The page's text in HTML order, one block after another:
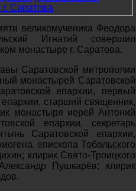
великомученика Феодора
Игнатий совершил
монастыре г. Саратова.
Саратовской митрополии
монастырей Саратовской
епархии, первый
старший священник,
монастыря иерей Антоний
епархии, секретарь
Саратовской епархии,
епископа Тобольского
клирик Свято-Троицкого
Пушкарёв; клирик